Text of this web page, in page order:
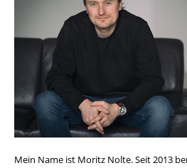
Mein Name ist Moritz Nolte. Seit 2013